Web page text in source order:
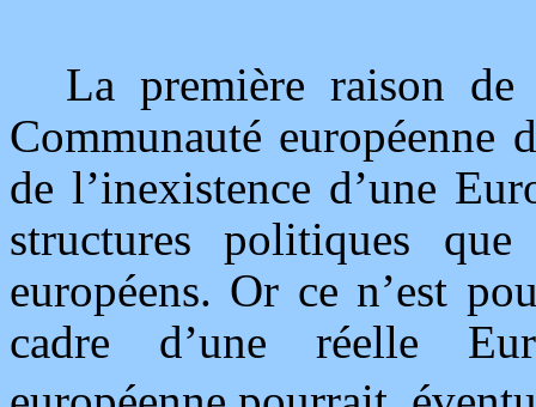
La première raison
Communauté européenne
de l’inexistence d’une
structures politiques
européens. Or ce n’est
cadre d’une réelle